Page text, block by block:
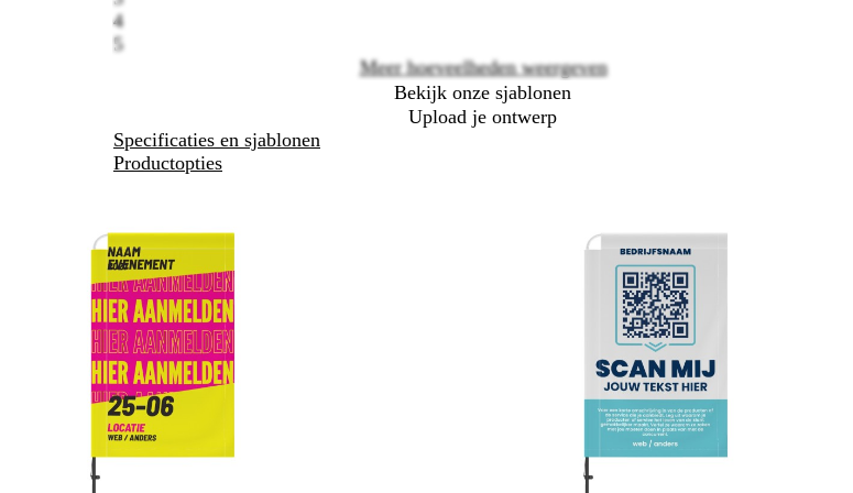
4
5
Meer hoeveelheden weergeven
Bekijk onze sjablonen
Upload je ontwerp
Specificaties en sjablonen
Productopties